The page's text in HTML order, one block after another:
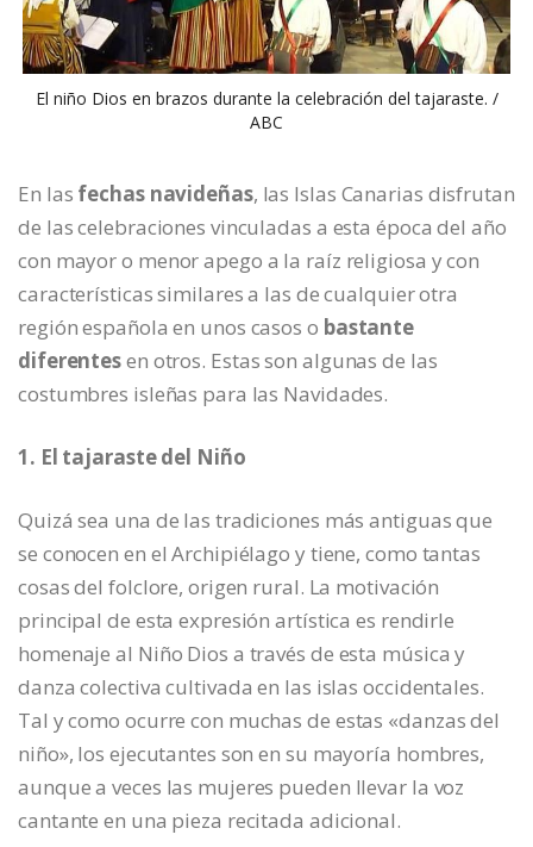
El niño Dios en brazos durante la celebración del tajaraste. /
ABC
En las fechas navideñas, las Islas Canarias disfrutan
de las celebraciones vinculadas a esta época del año
con mayor o menor apego a la raíz religiosa y con
características similares a las de cualquier otra
región española en unos casos o bastante
diferentesen otros. Estas son algunas de las
costumbres isleñas para las Navidades.
1. El tajaraste del Niño
Quizá sea una de las tradiciones más antiguas que
se conocen en el Archipiélago y tiene, como tantas
cosas del folclore, origen rural. La motivación
principal de esta expresión artística es rendirle
homenaje al Niño Dios a través de esta música y
danza colectiva cultivada en las islas occidentales.
Tal y como ocurre con muchas de estas «danzas del
niño», los ejecutantes son en su mayoría hombres,
aunque a veces las mujeres pueden llevar la voz
cantante en una pieza recitada adicional.